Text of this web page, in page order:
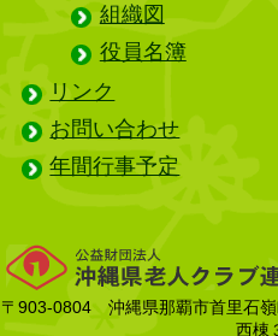
組織図
役員名簿
リンク
お問い合わせ
年間行事予定
〒903-0804 沖縄県那覇市首里石
西棟